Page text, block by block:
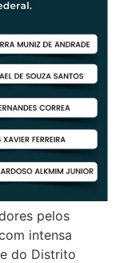
pelos
intensa
do Distrito